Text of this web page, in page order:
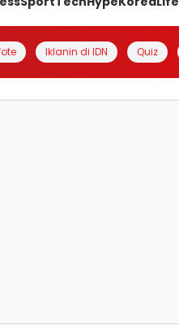
Iklanin di IDN Quiz